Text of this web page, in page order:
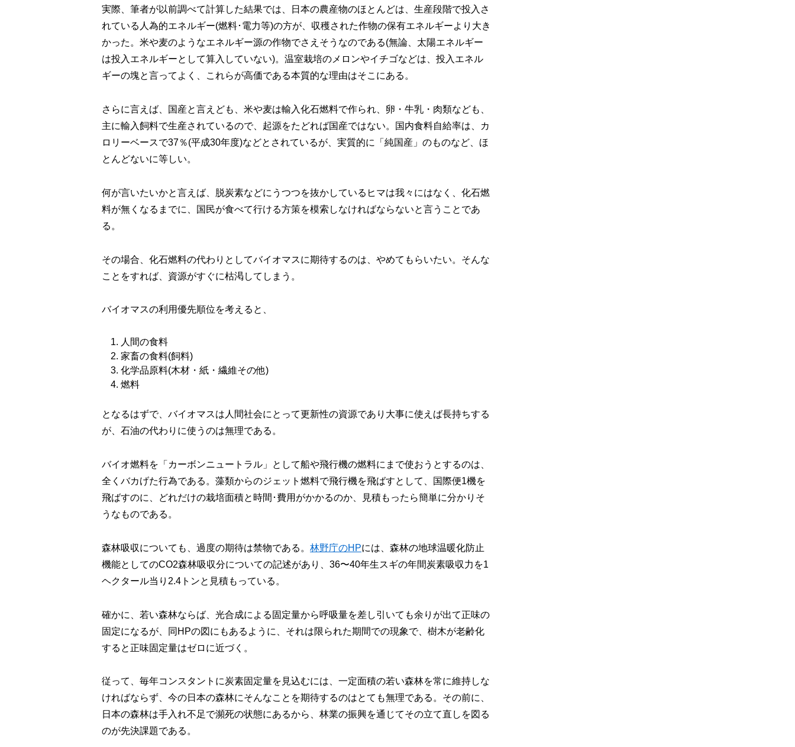
実際、筆者が以前調べて計算した結果では、日本の農産物のほとんどは、生産段階で投入さ
れている人為的エネルギー(燃料･電力等)の方が、収穫された作物の保有エネルギーより大き
かった。米や麦のようなエネルギー源の作物でさえそうなのである(無論、太陽エネルギー
は投入エネルギーとして算入していない)。温室栽培のメロンやイチゴなどは、投入エネル
ギーの塊と言ってよく、これらが高価である本質的な理由はそこにある。
さらに言えば、国産と言えども、米や麦は輸入化石燃料で作られ、卵・牛乳・肉類なども、
主に輸入飼料で生産されているので、起源をたどれば国産ではない。国内食料自給率は、カ
ロリーベースで37％(平成30年度)などとされているが、実質的に「純国産」のものなど、ほ
とんどないに等しい。
何が言いたいかと言えば、脱炭素などにうつつを抜かしているヒマは我々にはなく、化石燃
料が無くなるまでに、国民が食べて行ける方策を模索しなければならないと言うことであ
る。
その場合、化石燃料の代わりとしてバイオマスに期待するのは、やめてもらいたい。そんな
ことをすれば、資源がすぐに枯渇してしまう。
バイオマスの利用優先順位を考えると、
人間の食料
家畜の食料(飼料)
化学品原料(木材・紙・繊維その他)
燃料
となるはずで、バイオマスは人間社会にとって更新性の資源であり大事に使えば長持ちする
が、石油の代わりに使うのは無理である。
バイオ燃料を「カーボンニュートラル」として船や飛行機の燃料にまで使おうとするのは、
全くバカげた行為である。藻類からのジェット燃料で飛行機を飛ばすとして、国際便1機を
飛ばすのに、どれだけの栽培面積と時間･費用がかかるのか、見積もったら簡単に分かりそ
うなものである。
森林吸収についても、過度の期待は禁物である。 林野庁のHPには、森林の地球温暖化防止
機能としてのCO2森林吸収分についての記述があり、36〜40年生スギの年間炭素吸収力を1
ヘクタール当り2.4トンと見積もっている。
確かに、若い森林ならば、光合成による固定量から呼吸量を差し引いても余りが出て正味の
固定になるが、同HPの図にもあるように、それは限られた期間での現象で、樹木が老齢化
すると正味固定量はゼロに近づく。
従って、毎年コンスタントに炭素固定量を見込むには、一定面積の若い森林を常に維持しな
ければならず、今の日本の森林にそんなことを期待するのはとても無理である。その前に、
日本の森林は手入れ不足で瀕死の状態にあるから、林業の振興を通じてその立て直しを図る
のが先決課題である。